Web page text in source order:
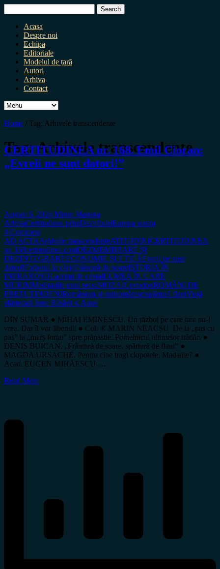
for:
Acasa
Despre noi
Echipa
Editoriale
Modelul de țară
Autori
Arhiva
Contact
Home / Tag: Arhivele transcendente
Tag:Arhivele transcendente
CERTITUDINEA nr. 168. Emil Cioran:
„Evreii ne sunt datori!”
August 6, 2024 Miron Manega
ArhivaCertitudinea printDezvăluiriEuropa nostra
0 Comment
AD ACTAArhivele transcendenteATITUDINICERTITUDINEA
nr. 168certitudinea.comDEZMEMBRARE ȘI
DEZINTEGRAREECONOMIE ȘI ETICĂEvreii ne sunt
datori!Fotbalul în cârjeFrântură de soareISTORIA ÎN
INFRAROȘULacrimi de cristalLUMEA ÎN CARE
MURIMMeditațiile unui secuiMOZAICortodoxROMÂNI DE
PRETUTINDENIRomânism și antiromânismspărtură flautViață
sfârtecată între Răsărit și Apus
DIN SUMAR ● MIHAI EMINESCU. Un război pe care țara nu-l
vrea. Dar îl vor liberalii ● Col. ® MARIN NEACȘU. De la „pas cu
pas” la „marș forțat” spre prăpastie. Pomelnicul ultimelor trădări ●
DENIS BUICAN. „Frântură de soare, spărtură de flaut” ●
MAGDA URSACHE. Pentru cine tragi clopotele, Madame? ●
Acad. EUGEN MIHĂESCU….
Read More